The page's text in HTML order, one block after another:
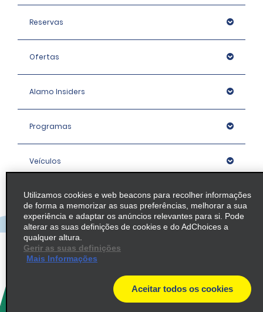
Reservas
Ofertas
Alamo Insiders
Programas
Veículos
Agências
Empresa
Política / Mapa do Site
Utilizamos cookies e web beacons para recolher informações
de forma a memorizar as suas preferências, melhorar a sua
experiência e adaptar os anúncios relevantes para si. Pode
alterar as suas definições de cookies e do AdChoices a
qualquer altura.
Gerir as suas definições
Mais Informações
Aceitar todos os cookies